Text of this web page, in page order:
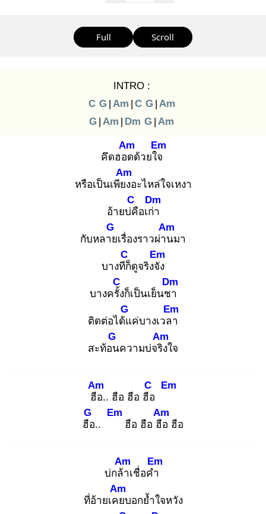
Full Scroll
INTRO :
C G | Am | C G | Am
G | Am | Dm G | Am
คึดฮอด
Am
ด้วยใจ
Em
หรือเป็นเพียง
Am
อะไหล่ใจเหงา
อ้ายบ่คื
C
อเก่า
Dm
กับหลาย
G
เรื่องราวผ่าน
Am
มา
บางทีก็
C
ดูจริงจัง
Em
บางครั้ง
C
ก็เป็นเย็นชา
Dm
ติดต่อได้แ
G
ค่บางเวลา
Em
สะท้อน
G
ความบ่จริง
Am
ใจ
ฮือ
Am
.. ฮือ ฮือ ฮือ
C Em
ฮือ
G
..
Em
ฮือ ฮือ ฮือ
Am
ฮือ
บ่กล้า
Am
เชื่อคำ
Em
ที่อ้ายเคย
Am
บอกย้ำใจหวัง